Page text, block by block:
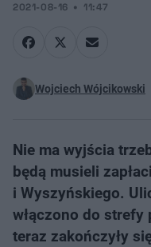
2021-08-16 11:47
Wojciech Wójcikowski
​Nie ma wyjścia
będą musieli
i Wyszyńskiego.
włączono do strefy
teraz zakończyły